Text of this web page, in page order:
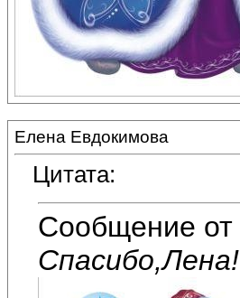
Елена Евдокимова
Цитата:
Сообщение от
Спасибо,Лена!